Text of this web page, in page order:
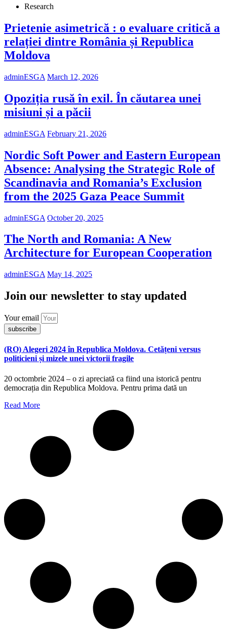
Research
Prietenie asimetrică : o evaluare critică a
relației dintre România și Republica
Moldova
adminESGA March 12, 2026
Opoziția rusă în exil. În căutarea unei
misiuni și a păcii
adminESGA February 21, 2026
Nordic Soft Power and Eastern European
Absence: Analysing the Strategic Role of
Scandinavia and Romania’s Exclusion
from the 2025 Gaza Peace Summit
adminESGA October 20, 2025
The North and Romania: A New
Architecture for European Cooperation
adminESGA May 14, 2025
Join our newsletter to stay updated
Your email
subscribe
(RO) Alegeri 2024 în Republica Moldova. Cetățeni versus
politicieni și mizele unei victorii fragile
20 octombrie 2024 – o zi apreciată ca fiind una istorică pentru
democrația din Republica Moldova. Pentru prima dată un
Read More